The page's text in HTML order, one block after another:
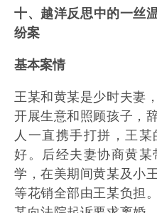
十、越洋反思中的一丝
纷案
基本案情
王某和黄某是少时夫妻
开展生意和照顾孩子，
人一直携手打拼，王
好。后经夫妻协商黄
学，在美期间黄某及小
等花销全部由王某负担